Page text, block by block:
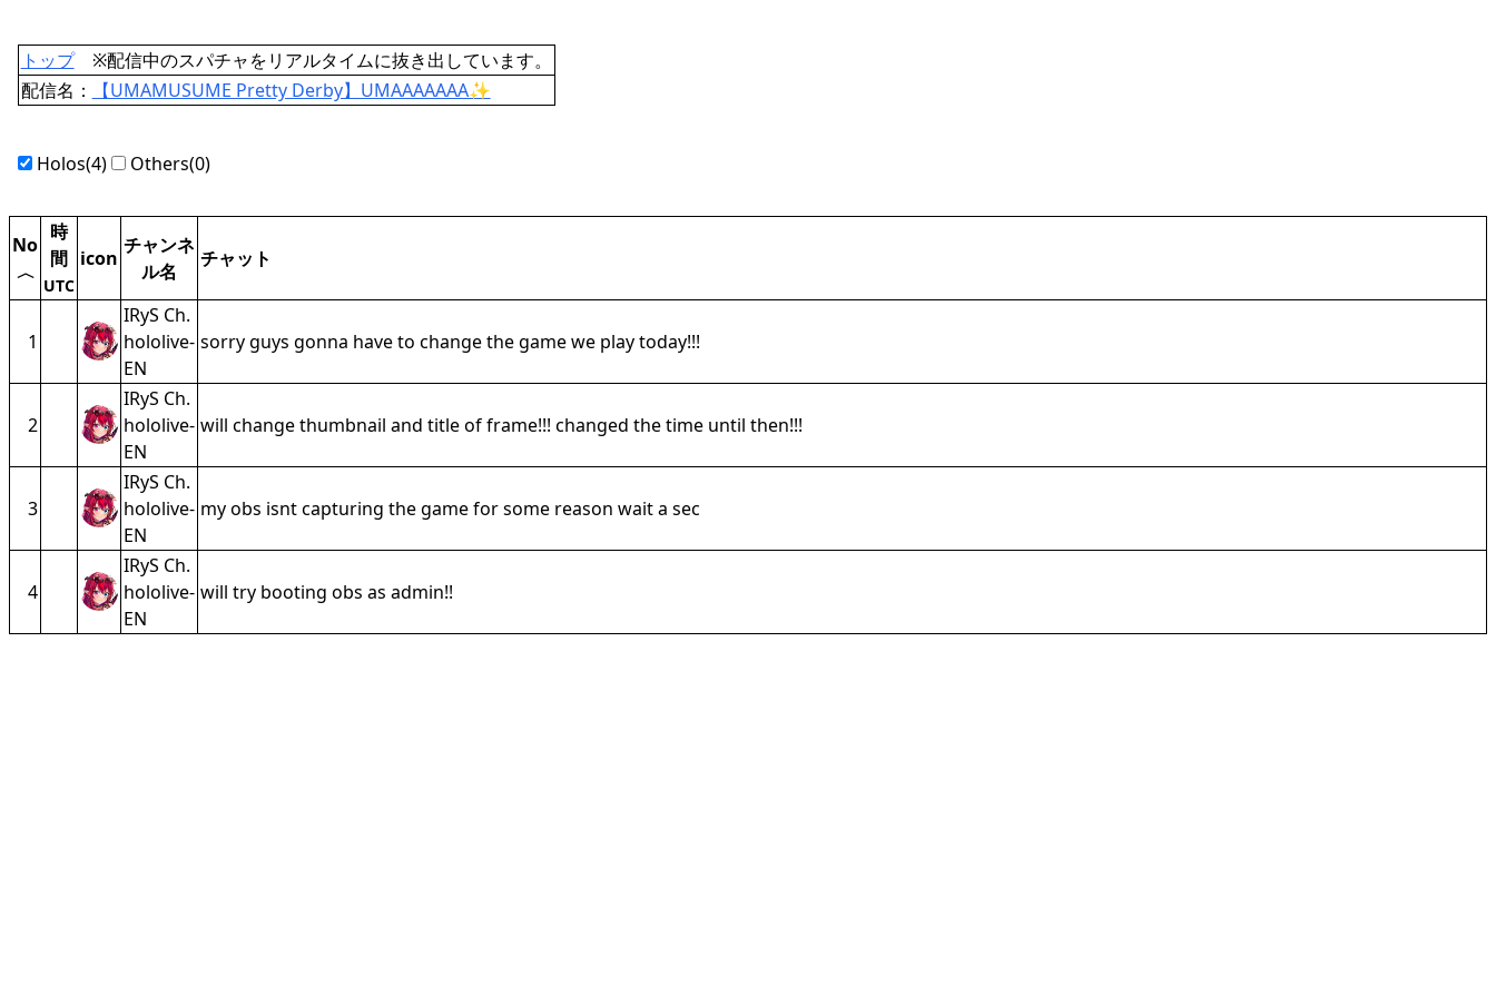
トップ※配信中のスパチャをリアルタイムに抜き出しています。
配信名：
【UMAMUSUME Pretty Derby】UMAAAAAAA✨
Holos(4) Others(0)
No
〈
時
間
UTC
icon
チャンネ
ル名
チャット
1
IRyS Ch.
hololive-
EN
sorry guys gonna have to change the game we play today!!!
2
IRyS Ch.
hololive-
EN
will change thumbnail and title of frame!!! changed the time until then!!!
3
IRyS Ch.
hololive-
EN
my obs isnt capturing the game for some reason wait a sec
4
IRyS Ch.
hololive-
EN
will try booting obs as admin!!